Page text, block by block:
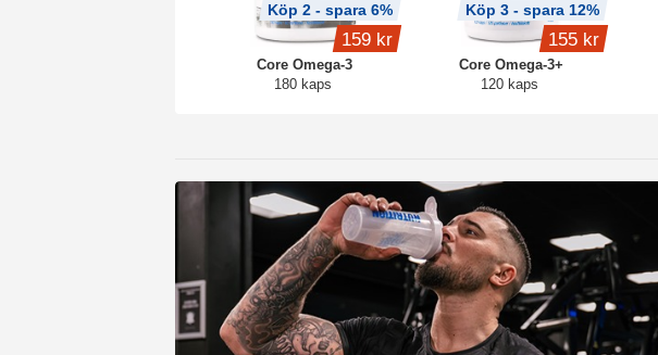
Core Omega-3
180 kaps
Köp 2 - spara 6%
159 kr
Core Omega-3+
120 kaps
Köp 3 - spara 12%
155 kr